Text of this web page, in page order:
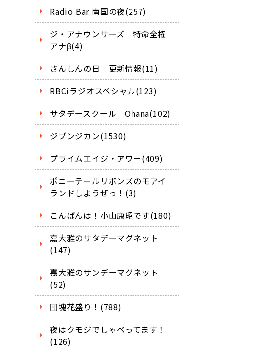
Radio Bar 南国の夜(257)
ジ・アナウンサーズ 特命全権
アナβ(4)
さんしんの日 更新情報(11)
RBCiラジオスペシャル(123)
サタデースクール Ohana(102)
ジブンジカン(1530)
プライムエイジ・アワー(409)
ポニーテールリボンズのモアイ
ランドしようぜっ！(3)
こんばんは！小山康昭です(180)
嘉大雅のサタデーマグネット
(147)
嘉大雅のサンデーマグネット
(52)
団塊花盛り！(788)
夜はクモジでしゃべってます！
(126)